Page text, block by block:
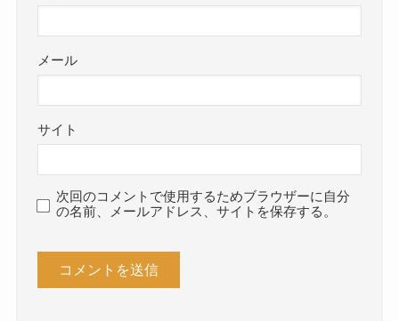
メール
サイト
次回のコメントで使用するためブラウザーに自分
の名前、メールアドレス、サイトを保存する。